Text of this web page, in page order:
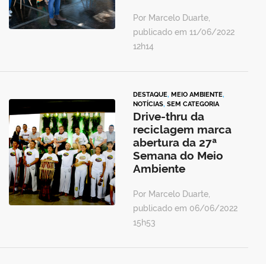
Por Marcelo Duarte,
publicado em 11/06/2022
12h14
DESTAQUE, MEIO AMBIENTE,
NOTÍCIAS, SEM CATEGORIA
Drive-thru da
reciclagem marca
abertura da 27ª
Semana do Meio
Ambiente
Por Marcelo Duarte,
publicado em 06/06/2022
15h53